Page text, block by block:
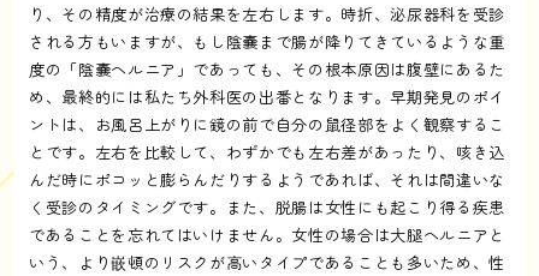
り、その精度が治療の結果を左右します。時折、泌尿器科を受診
される方もいますが、もし陰嚢まで腸が降りてきているような重
度の「陰嚢ヘルニア」であっても、その根本原因は腹壁にあるた
め、最終的には私たち外科医の出番となります。早期発見のポイ
ントは、お風呂上がりに鏡の前で自分の鼠径部をよく観察するこ
とです。左右を比較して、わずかでも左右差があったり、咳き込
んだ時にポコッと膨らんだりするようであれば、それは間違いな
く受診のタイミングです。また、脱腸は女性にも起こり得る疾患
であることを忘れてはいけません。女性の場合は大腿ヘルニアと
いう、より嵌頓のリスクが高いタイプであることも多いため、性